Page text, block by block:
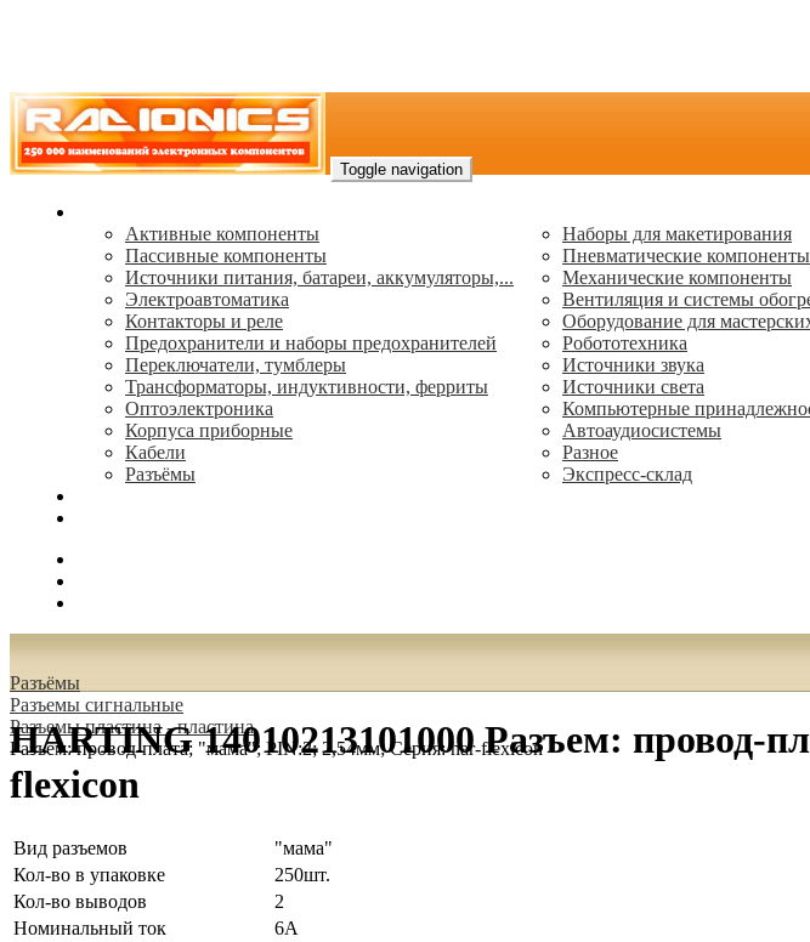
Toggle navigation
Активные компоненты
Пассивные компоненты
Источники питания, батареи, аккумуляторы,...
Электроавтоматика
Контакторы и реле
Предохранители и наборы предохранителей
Переключатели, тумблеры
Трансформаторы, индуктивности, ферриты
Oптоэлектроника
Корпуса приборные
Кабели
Разъёмы
Наборы для макетирования
Пневматические компоненты
Механические компоненты
Вентиляция и системы
Оборудование для
Робототехника
Источники звука
Источники света
Компьютерные
Автоаудиосистемы
Разное
Экспресс-склад
Разъёмы
Разъeмы сигнальные
Разъeмы пластина - пластина
Разъем: провод-плата; "мама"; PIN:2; 2,54мм; Серия: har-flexicon
HARTING 14010213101000 Разъем:
flexicon
Вид разъемов
"мама"
Кол-во в упаковке
250шт.
Кол-во выводов
2
Номинальный ток
6А